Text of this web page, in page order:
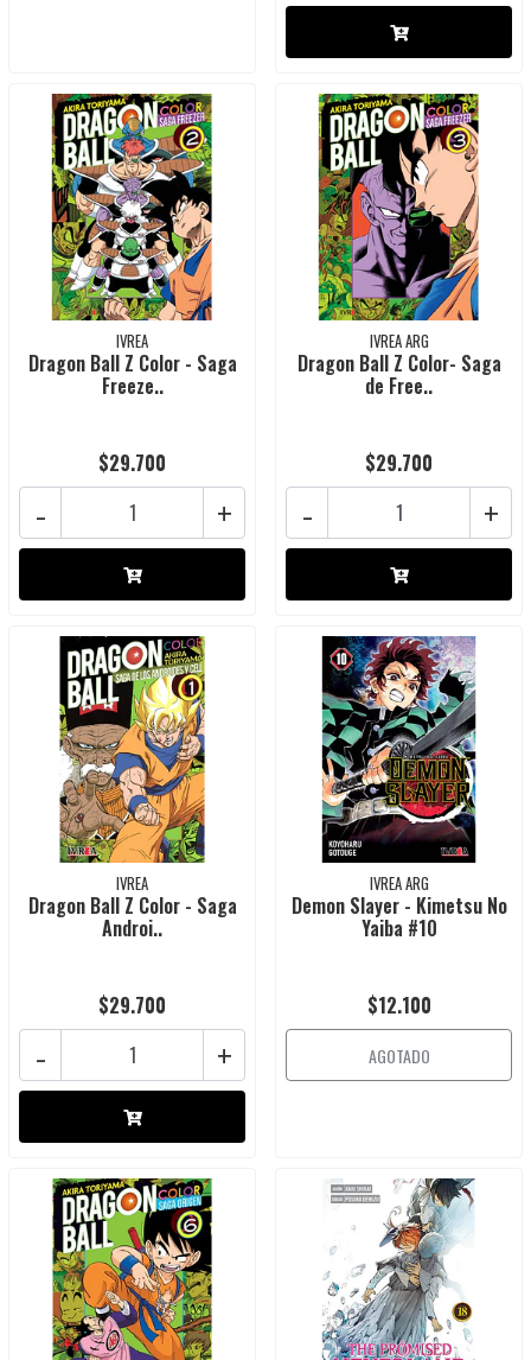
IVREA
Dragon Ball Z Color - Saga
Freeze..
$29.700
+
-
IVREA ARG
Dragon Ball Z Color- Saga
de Free..
$29.700
+
-
IVREA
Dragon Ball Z Color - Saga
Androi..
$29.700
+
-
IVREA ARG
Demon Slayer - Kimetsu No
Yaiba #10
$12.100
AGOTADO